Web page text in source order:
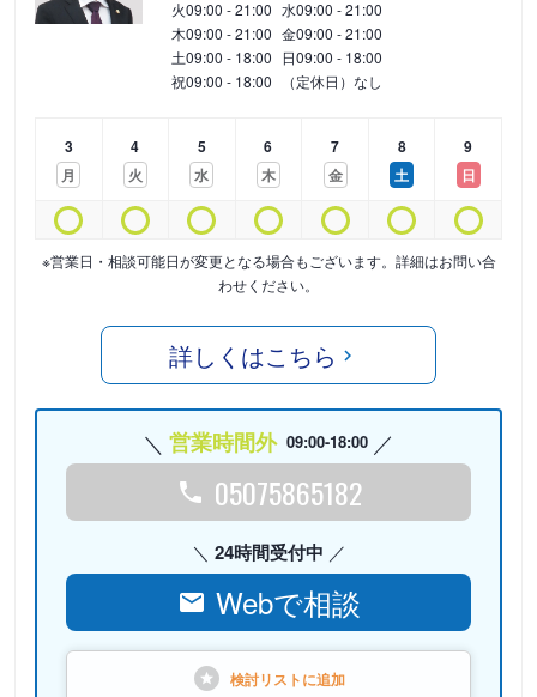
火09:00 - 21:00 水09:00 - 21:00
木09:00 - 21:00 金09:00 - 21:00
土09:00 - 18:00 日09:00 - 18:00
祝09:00 - 18:00 （定休日）なし
3
月
4
火
5
水
6
木
7
金
8
土
9
日
※営業日・相談可能日が変更となる場合もございます。詳細はお問い合
わせください。
詳しくはこちら
営業時間外 09:00-18:00
05075865182
24時間受付中
Webで相談
検討リストに追加